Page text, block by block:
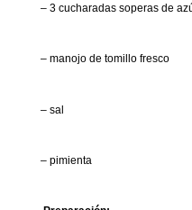
– 3 cucharadas soperas de
– manojo de tomillo fresco
– sal
– pimienta